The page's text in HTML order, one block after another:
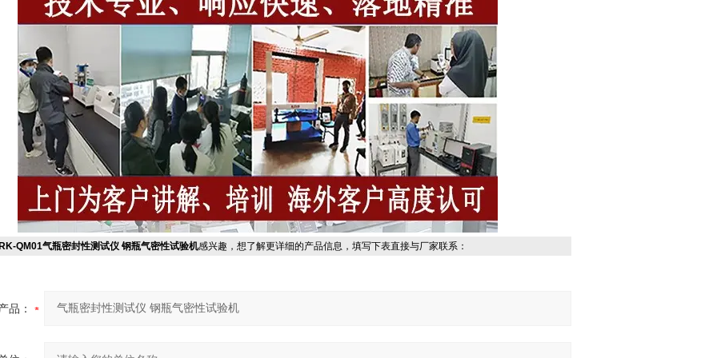
QM01气瓶密封性测试仪 钢瓶气密性试验机感兴趣，想了解更详细的产品信息，填写下表直接与厂家联系：
品：